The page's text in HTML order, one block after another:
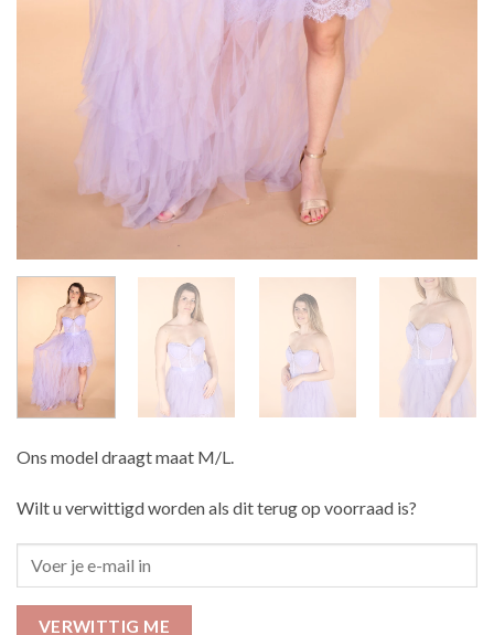
Ons model draagt maat M/L.
Wilt u verwittigd worden als dit terug op voorraad is?
VERWITTIG ME